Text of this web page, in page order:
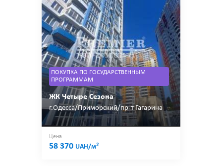
ПОКУПКА ПО ГОСУДАРСТВЕННЫМ
ПРОГРАММАМ
ЖК Четыре Сезона
г.Одесса/Приморский/пр-т Гагарина
Цена
58 370 UAH/м2